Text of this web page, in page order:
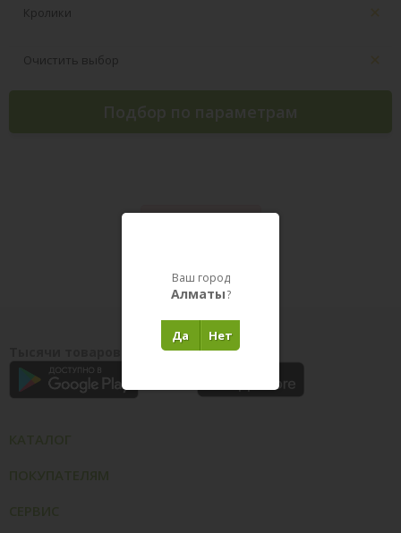
Кролики
Очистить выбор
Подбор по параметрам
Тысячи товаров у вас на ладони
Ваш город
Алматы?
Нет
Да